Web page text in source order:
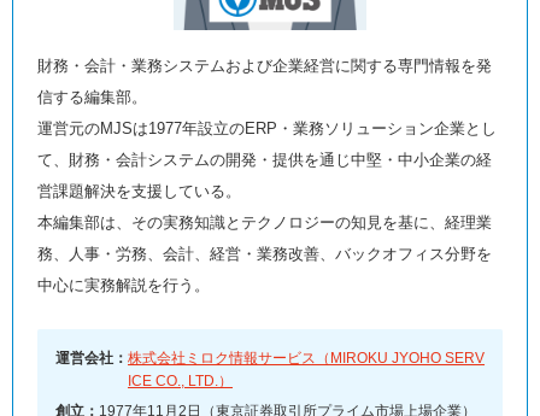
財務・会計・業務システムおよび企業経営に関する専門情報を発
信する編集部。
運営元のMJSは1977年設立のERP・業務ソリューション企業とし
て、財務・会計システムの開発・提供を通じ中堅・中小企業の経
営課題解決を支援している。
本編集部は、その実務知識とテクノロジーの知見を基に、経理業
務、人事・労務、会計、経営・業務改善、バックオフィス分野を
中心に実務解説を行う。
運営会社： 株式会社ミロク情報サービス（MIROKU JYOHO SERV
ICE CO., LTD.）
創立： 1977年11月2日（東京証券取引所プライム市場上場企業）